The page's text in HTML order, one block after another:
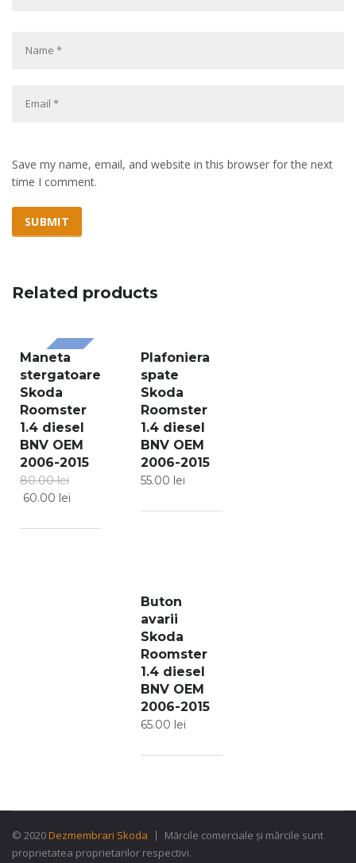
Save my name, email, and website in this browser for the next
time I comment.
Related products
SALE!
Maneta
stergatoare
Skoda
Roomster
1.4 diesel
BNV OEM
2006-2015
80.00lei
60.00 lei
Plafoniera
spate
Skoda
Roomster
1.4 diesel
BNV OEM
2006-2015
55.00 lei
Buton
avarii
Skoda
Roomster
1.4 diesel
BNV OEM
2006-2015
65.00 lei
© 2020Dezmembrari Skoda
Mărcile comerciale și mărcile sunt
proprietatea proprietarilor respectivi.